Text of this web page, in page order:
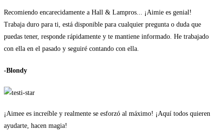
Recomiendo encarecidamente a Hall & Lampros... ¡Aimie es genial!
Trabaja duro para ti, está disponible para cualquier pregunta o duda que
puedas tener, responde rápidamente y te mantiene informado. He trabajado
con ella en el pasado y seguiré contando con ella.
-Blondy
¡Aimee es increíble y realmente se esforzó al máximo! ¡Aquí todos quieren
ayudarte, hacen magia!